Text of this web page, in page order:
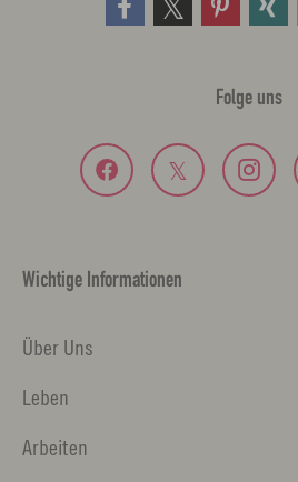
Folge uns
Wichtige Informationen
Über Uns
Leben
Arbeiten